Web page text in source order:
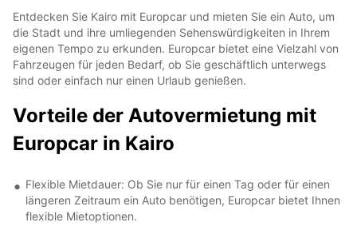
Entdecken Sie Kairo mit Europcar und mieten Sie ein Auto, um
die Stadt und ihre umliegenden Sehenswürdigkeiten in Ihrem
eigenen Tempo zu erkunden. Europcar bietet eine Vielzahl von
Fahrzeugen für jeden Bedarf, ob Sie geschäftlich unterwegs
sind oder einfach nur einen Urlaub genießen.
Vorteile der Autovermietung mit
Europcar in Kairo
Flexible Mietdauer: Ob Sie nur für einen Tag oder für einen
längeren Zeitraum ein Auto benötigen, Europcar bietet Ihnen
flexible Mietoptionen.